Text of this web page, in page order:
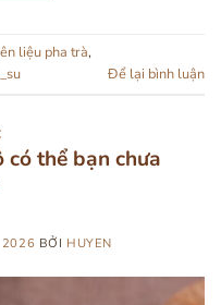
liệu pha trà,
Để lại bình luận
có thể bạn chưa
BỞI HUYEN